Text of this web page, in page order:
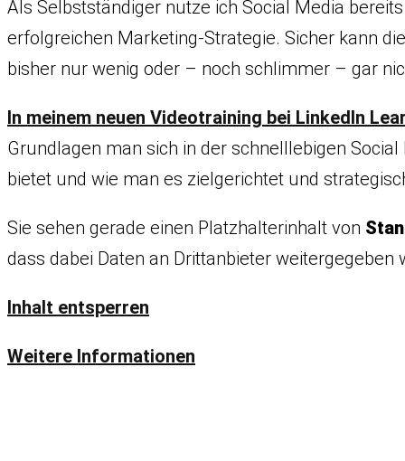
Als Selbstständiger nutze ich Social Media
erfolgreichen Marketing-Strategie. Sicher kann
bisher nur wenig oder – noch schlimmer – gar
In meinem neuen Videotraining bei LinkedIn
Grundlagen man sich in der schnelllebigen
bietet und wie man es zielgerichtet und
Sie sehen gerade einen Platzhalterinhalt von
dass dabei Daten an Drittanbieter weitergegeben
Inhalt entsperren
Weitere Informationen